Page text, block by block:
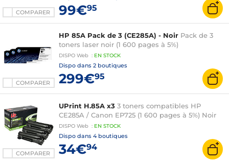
COMPARER 99€95
COMPARER
HP 85A Pack de 3 (CE285A) - Noir Pack de 3
toners laser noir (1 600 pages à 5%)
DISPO Web : EN STOCK
Dispo dans 2 boutiques
299€95
COMPARER
UPrint H.85A x3 3 toners compatibles HP
CE285A / Canon EP725 (1 600 pages à 5%) Noir
DISPO Web : EN STOCK
Dispo dans 4 boutiques
34€94